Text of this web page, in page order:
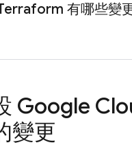
有哪些變
Google
變更